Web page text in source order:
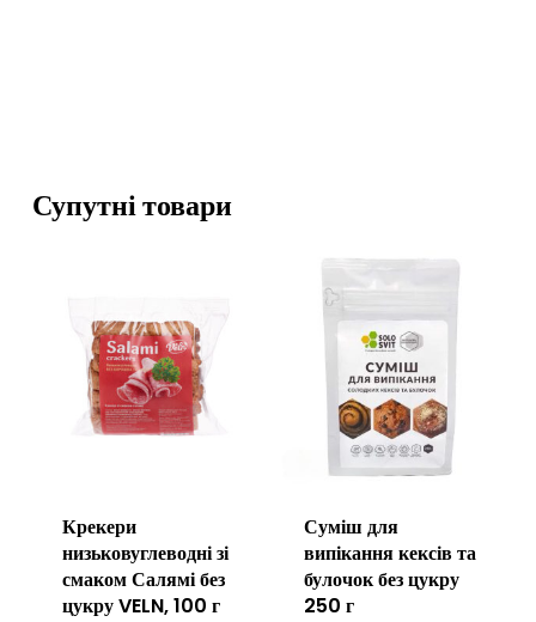
Супутні товари
Крекери
низьковуглеводні зі
смаком Салямі без
цукру VELN, 100 г
Суміш для
випікання кексів та
булочок без цукру
250 г